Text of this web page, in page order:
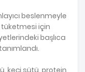
beslenmeyle
tüketmesi için
başlıca